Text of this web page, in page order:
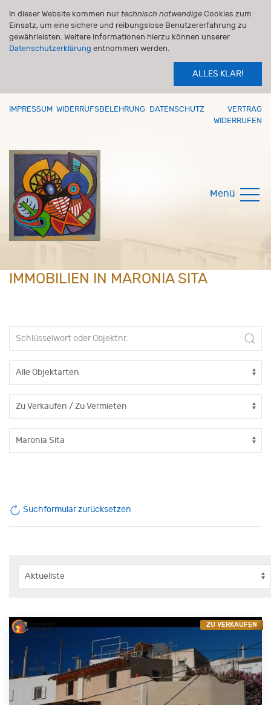
In dieser Website kommen nur technisch notwendige Cookies zum
Einsatz, um eine sichere und reibungslose Benutzererfahrung zu
gewährleisten. Weitere Informationen hierzu können unserer
Datenschutzerklärung entnommen werden.
ALLES KLAR!
IMPRESSUM WIDERRUFSBELEHRUNG DATENSCHUTZ
VERTRAG
WIDERRUFEN
Menü
IMMOBILIEN IN MARONIA SITA
Suchformular zurücksetzen
ZU VERKAUFEN